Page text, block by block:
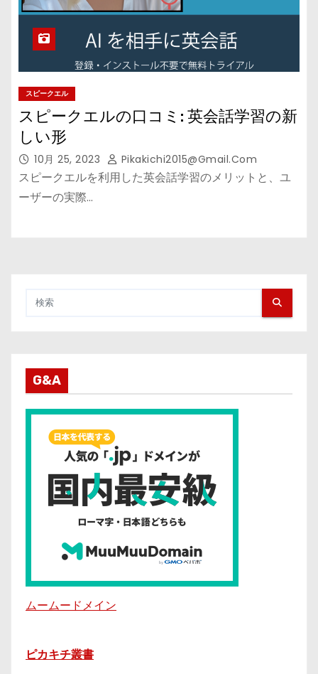
スピークエル
​スピークエルの口コミ: 英会話学習の新
しい形
10月 25, 2023 Pikakichi2015@gmail.com
スピークエルを利用した英会話学習のメリットと、ユ
ーザーの実際…
G&A
ムームードメイン
ピカキチ叢書